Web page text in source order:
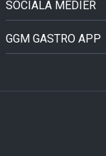
SOCIALA MEDIER
GGM GASTRO APP